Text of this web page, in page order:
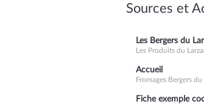
Sources et
Les Bergers du
Les Produits du
Accueil
Fromages Bergers du
Fiche exemple